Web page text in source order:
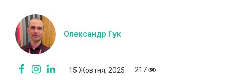
Олександр Гук
15 Жовтня, 2025 217